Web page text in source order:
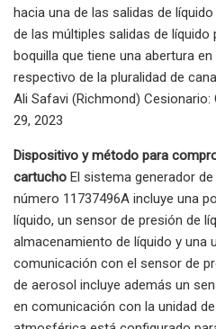
hacia una de las salidas de
de las múltiples salidas de líquido
boquilla que tiene una abertura
respectivo de la pluralidad de
Ali Safavi (Richmond)
29, 2023
Dispositivo y método para
cartucho El sistema generador
número 11737496A incluye una
líquido, un sensor de presión de
almacenamiento de líquido y una
comunicación con el sensor de
de aerosol incluye además un
en comunicación con la unidad